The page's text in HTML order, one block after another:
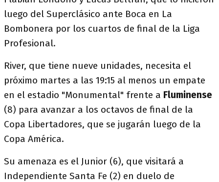
luego del Superclásico ante Boca en La
Bombonera por los cuartos de final de la Liga
Profesional.
River, que tiene nueve unidades, necesita el
próximo martes a las 19:15 al menos un empate
en el estadio "Monumental" frente a Fluminense
(8) para avanzar a los octavos de final de la
Copa Libertadores, que se jugarán luego de la
Copa América.
Su amenaza es el Junior (6), que visitará a
Independiente Santa Fe (2) en duelo de